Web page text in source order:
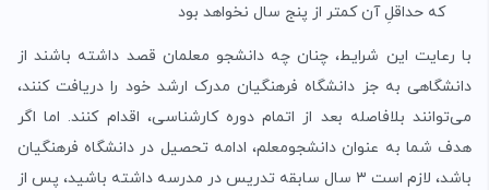
که حداقلِ آن کمتر از پنج سال نخواهد بود
با رعایت این شرایط، چنان چه دانشجو معلمان قصد داشته باشند از
دانشگاهی به جز دانشگاه فرهنگیان مدرک ارشد خود را دریافت کنند،
می‌توانند بلافاصله بعد از اتمام دوره کارشناسی، اقدام کنند. اما اگر
هدف شما به عنوان دانشجومعلم، ادامه تحصیل در دانشگاه فرهنگیان
باشد، لازم است ۳ سال سابقه تدریس در مدرسه داشته باشید، پس از